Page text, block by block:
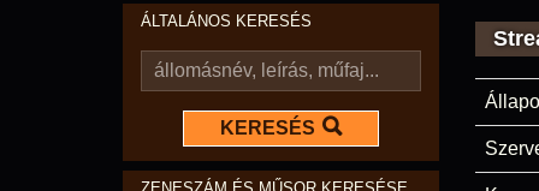
ÁLTALÁNOS KERESÉS
KERESÉS